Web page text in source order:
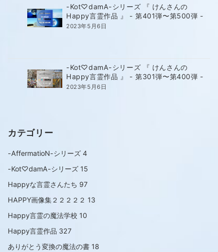
-Kot♡damA-シリーズ 『 けんさんの
Happy言霊作品 』 - 第401弾〜第500弾 -
2023年5月6日
-Kot♡damA-シリーズ 『 けんさんの
Happy言霊作品 』 - 第301弾〜第400弾 -
2023年5月6日
カテゴリー
-AffermatioN-シリーズ 4
-Kot♡damA-シリーズ 15
Happyな言霊さんたち 97
HAPPY画像集２２２２２ 13
Happy言霊の魔法学校 10
Happy言霊作品 327
ありがとう変換の魔法の書 18